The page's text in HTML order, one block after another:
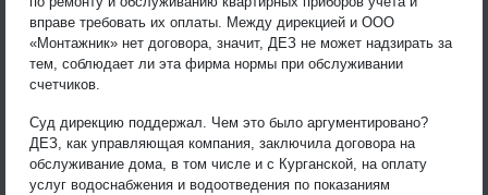
вправе требовать их оплаты. Между дирекцией и ООО
«Монтажник» нет договора, значит, ДЕЗ не может надзирать за
тем, соблюдает ли эта фирма нормы при обслуживании
счетчиков.
Суд дирекцию поддержал. Чем это было аргументировано?
ДЕЗ, как управляющая компания, заключила договора на
обслуживание дома, в том числе и с Курганской, на оплату
услуг водоснабжения и водоотведения по показаниям